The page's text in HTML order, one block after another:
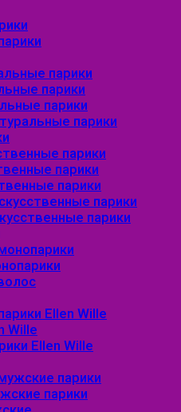
парики
парики
парики
парики
парики
парики
парики
парики
парики
Ellen Wille
Wille
Ellen Wille
парики
парики